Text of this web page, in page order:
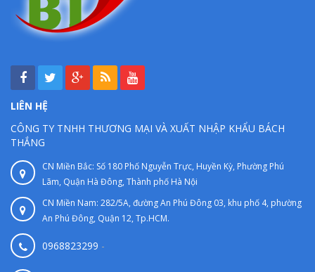
LIÊN HỆ
CÔNG TY TNHH THƯƠNG MẠI VÀ XUẤT NHẬP KHẨU BÁCH
THẮNG
CN Miền Bắc: Số 180 Phố Nguyễn Trực, Huyền Kỳ, Phường Phú
Lãm, Quận Hà Đông, Thành phố Hà Nội
CN Miền Nam: 282/5A, đường An Phú Đông 03, khu phố 4, phường
An Phú Đông, Quận 12, Tp.HCM.
0968823299 -